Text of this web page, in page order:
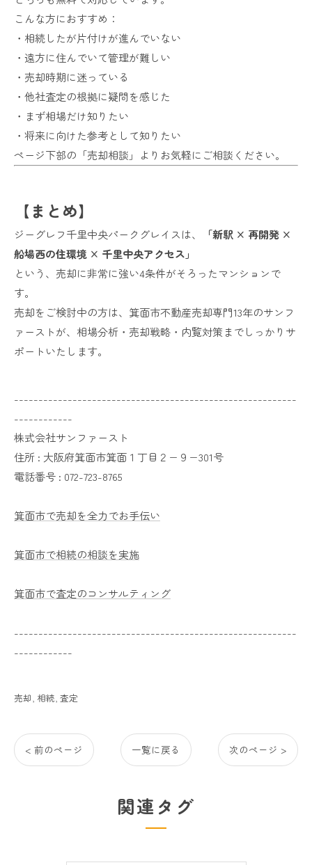
こんな方におすすめ：
・相続したが片付けが進んでいない
・遠方に住んでいて管理が難しい
・売却時期に迷っている
・他社査定の根拠に疑問を感じた
・まず相場だけ知りたい
・将来に向けた参考として知りたい
ページ下部の「売却相談」よりお気軽にご相談ください。
【まとめ】
ジーグレフ千里中央パークグレイスは、
「新駅 × 再開発 ×
船場西の住環境 × 千里中央アクセス」
という、売却に非常に強い4条件がそろったマンションで
す。
売却をご検討中の方は、箕面市不動産売却専門13年のサンフ
ァーストが、相場分析・売却戦略・内覧対策までしっかりサ
ポートいたします。
----------------------------------------------------------
------------
株式会社サンファースト
住所 : 大阪府箕面市箕面１丁目２−９−301号
電話番号 : 072-723-8765
箕面市で売却を全力でお手伝い
箕面市で相続の相談を実施
箕面市で査定のコンサルティング
----------------------------------------------------------
------------
売却 相続 査定
< 前のページ 一覧に戻る 次のページ >
関連タグ